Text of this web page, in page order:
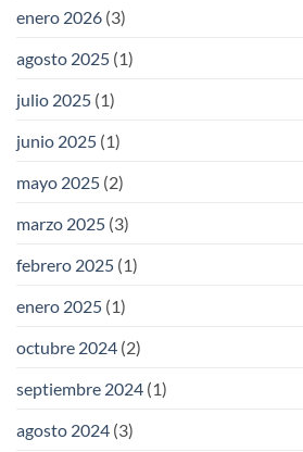
enero 2026 (3)
agosto 2025 (1)
julio 2025 (1)
junio 2025 (1)
mayo 2025 (2)
marzo 2025 (3)
febrero 2025 (1)
enero 2025 (1)
octubre 2024 (2)
septiembre 2024 (1)
agosto 2024 (3)